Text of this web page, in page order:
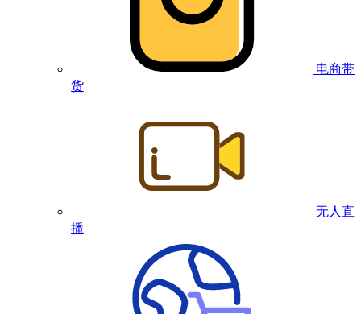
电商带
货
无人直
播